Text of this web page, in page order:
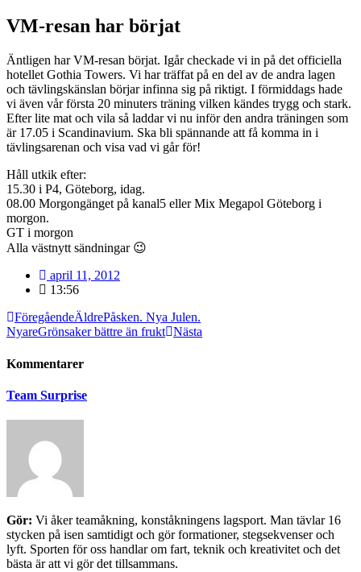
VM-resan har börjat
Äntligen har VM-resan börjat. Igår checkade vi in på det officiella
hotellet Gothia Towers. Vi har träffat på en del av de andra lagen
och tävlingskänslan börjar infinna sig på riktigt. I förmiddags hade
vi även vår första 20 minuters träning vilken kändes trygg och stark.
Efter lite mat och vila så laddar vi nu inför den andra träningen som
är 17.05 i Scandinavium. Ska bli spännande att få komma in i
tävlingsarenan och visa vad vi går för!
Håll utkik efter:
15.30 i P4, Göteborg, idag.
08.00 Morgongänget på kanal5 eller Mix Megapol Göteborg i
morgon.
GT i morgon
Alla västnytt sändningar 😉
april 11, 2012
13:56
FöregåendeÄldrePåsken. Nya Julen.
NyareGrönsaker bättre än frukt Nästa
Kommentarer
Team Surprise
Gör: Vi åker teamåkning, konståkningens lagsport. Man tävlar 16
stycken på isen samtidigt och gör formationer, stegsekvenser och
lyft. Sporten för oss handlar om fart, teknik och kreativitet och det
bästa är att vi gör det tillsammans.